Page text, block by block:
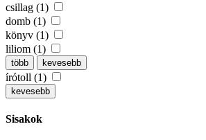
csillag (1)
domb (1)
könyv (1)
liliom (1)
több kevesebb
írótoll (1)
kevesebb
Sisakok